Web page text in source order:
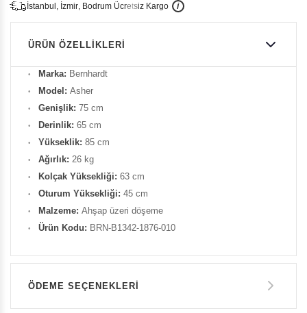
İstanbu , İzmir, Bodrum Ücretsiz Kargo i
ÜRÜN ÖZELLIKLERI
Marka: Bernhardt
Model: Asher
Genişlik: 75 cm
Derinlik: 65 cm
Yükseklik: 85 cm
Ağırlık: 26 kg
Kolçak Yüksekliği: 63 cm
Oturum Yüksekliği: 45 cm
Malzeme: Ahşap üzeri döşeme
Ürün Kodu: BRN-B1342-1876-010
ÖDEME SEÇENEKLERI